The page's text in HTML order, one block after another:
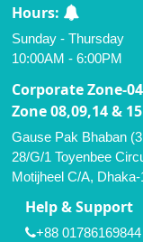
Hours:
Sunday - Thursday
10:00AM - 6:00PM
Corporate Zone-
Zone 08,09,14 &
Gause Pak Bhaban
28/G/1 Toyenbee
Motijheel C/A, Dhaka-
Help & Support
+88 01786169844